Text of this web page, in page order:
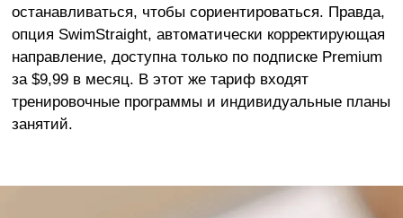
останавливаться, чтобы сориентироваться. Правда,
опция SwimStraight, автоматически корректирующая
направление, доступна только по подписке Premium
за $9,99 в месяц. В этот же тариф входят
тренировочные программы и индивидуальные планы
занятий.